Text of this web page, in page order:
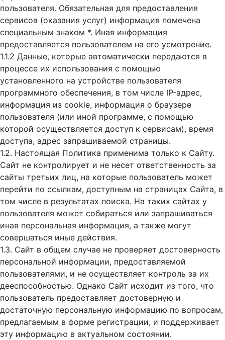
пользователя. Обязательная для предоставления
сервисов (оказания услуг) информация помечена
специальным знаком *. Иная информация
предоставляется пользователем на его усмотрение.
1.1.2 Данные, которые автоматически передаются в
процессе их использования с помощью
установленного на устройстве пользователя
программного обеспечения, в том числе IP-адрес,
информация из cookie, информация о браузере
пользователя (или иной программе, с помощью
которой осуществляется доступ к cервисам), время
доступа, адрес запрашиваемой страницы.
1.2. Настоящая Политика применима только к Сайту.
Сайт не контролирует и не несет ответственность за
сайты третьих лиц, на которые пользователь может
перейти по ссылкам, доступным на страницах Сайта, в
том числе в результатах поиска. На таких сайтах у
пользователя может собираться или запрашиваться
иная персональная информация, а также могут
совершаться иные действия.
1.3. Сайт в общем случае не проверяет достоверность
персональной информации, предоставляемой
пользователями, и не осуществляет контроль за их
дееспособностью. Однако Сайт исходит из того, что
пользователь предоставляет достоверную и
достаточную персональную информацию по вопросам,
предлагаемым в форме регистрации, и поддерживает
эту информацию в актуальном состоянии.